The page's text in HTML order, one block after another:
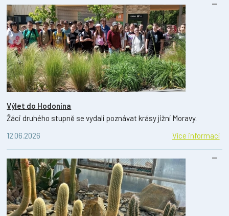
Výlet do Hodonína
Žáci druhého stupně se vydali poznávat krásy jižní Moravy.
12.06.2026
Více informací